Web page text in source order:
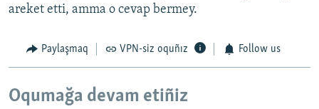
areket etti, amma o cevap bermey.
Paylaşmaq VPN-siz oquñız Follow us
Oqumağa devam etiñiz